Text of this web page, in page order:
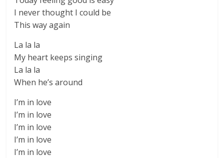
I never thought I could be
This way again
La la la
My heart keeps singing
La la la
When he’s around
I’m in love
I’m in love
I’m in love
I’m in love
I’m in love